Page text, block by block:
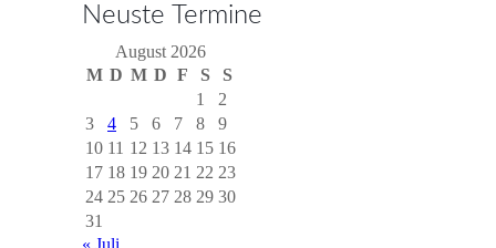
Neuste Termine
August 2026
M D M D F S
S
1
2
3
4 5 6 7 8
9
10 11 12 13 14 15 16
17 18 19 20 21 22 23
24 25 26 27 28 29 30
31
« Juli